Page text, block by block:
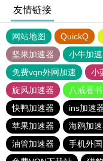
友情链接
网站地图 QuickQ
坚果加速器
小牛加
免费vqn外网加速
小
旋风加速器
八戒看书
快鸭加速器
ins加速
苹果加速器
海鸥加
油管加速器
手机外